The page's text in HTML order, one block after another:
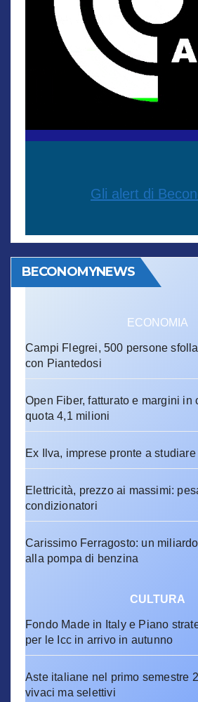
Gli alert di
BECONOMYNEWS
ECONOMIA
Campi Flegrei, 500 persone
con Piantedosi
Open Fiber, fatturato e margini in
quota 4,1 milioni
Ex Ilva, imprese pronte a
Elettricità, prezzo ai massimi:
condizionatori
Carissimo Ferragosto: un
alla pompa di benzina
CULTURA
Fondo Made in Italy e Piano
per le Icc in arrivo in autunno
Aste italiane nel primo semestre
vivaci ma selettivi